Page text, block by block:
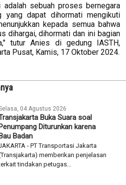
adalah sebuah proses bernegara
yang dapat dihormati mengikuti
kepada semua bahwa
dihargai, dihormati dan ini bagian
tutur Anies di gedung IASTH,
Pusat, Kamis, 17 Oktober 2024.
04 Agustus 2026
Buka Suara soal
Diturunkan karena
Badan
- PT Transportasi Jakarta
memberikan penjelasan
tindakan petugas...